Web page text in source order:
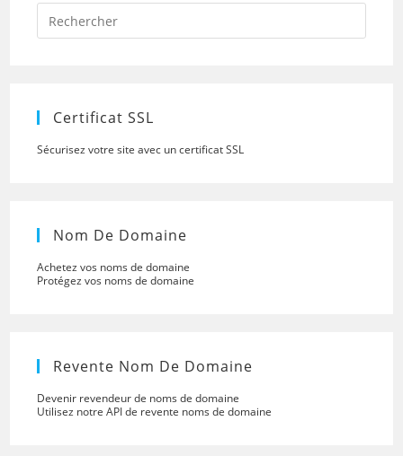
Press
to
Certificat SSL
Sécurisez votre site avec un certificat SSL
Nom De Domaine
Achetez vos noms de domaine
Protégez vos noms de domaine
Revente Nom De Domaine
Devenir revendeur de noms de domaine
Utilisez notre API de revente noms de domaine